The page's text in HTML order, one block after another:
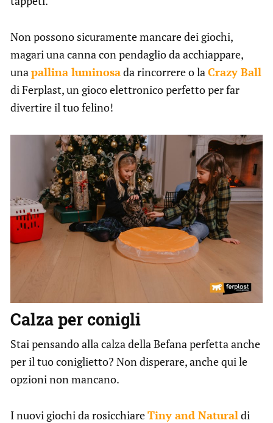
Non possono sicuramente mancare dei giochi,
magari una canna con pendaglio da acchiappare,
unapallina luminosada rincorrere o laCrazy Ball
di Ferplast, un gioco elettronico perfetto per far
divertire il tuo felino!
Calza per conigli
Stai pensando alla calza della Befana perfetta anche
per il tuo coniglietto? Non disperare, anche qui le
opzioni non mancano.
I nuovi giochi da rosicchiareTiny and Natural di